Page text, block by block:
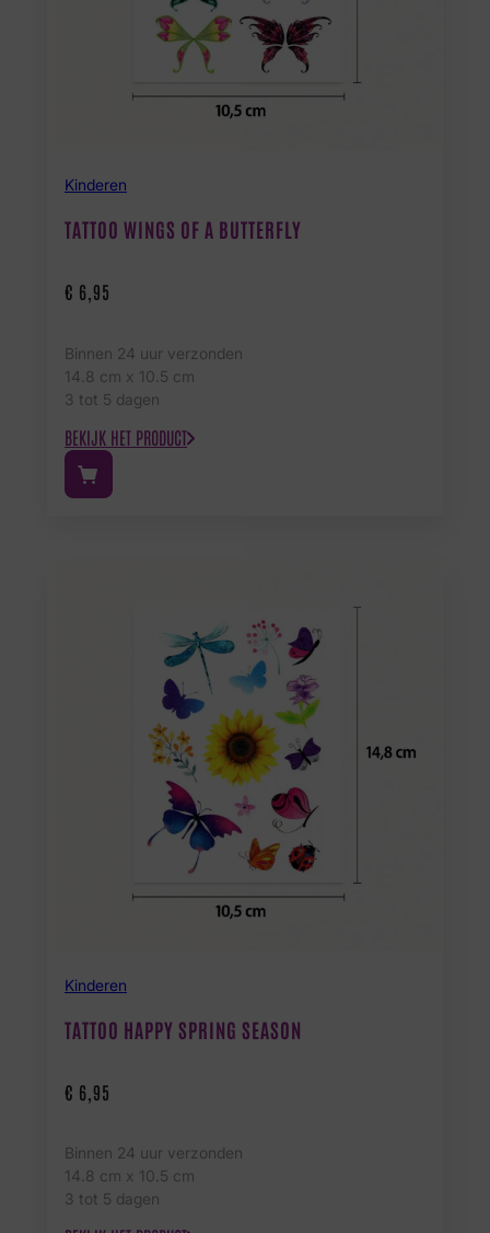
Kinderen
TATTOO WINGS OF A BUTTERFLY
€ 6,95
Binnen 24 uur verzonden
14.8 cm x 10.5 cm
3 tot 5 dagen
BEKIJK HET PRODUCT
Kinderen
TATTOO HAPPY SPRING SEASON
€ 6,95
Binnen 24 uur verzonden
14.8 cm x 10.5 cm
3 tot 5 dagen